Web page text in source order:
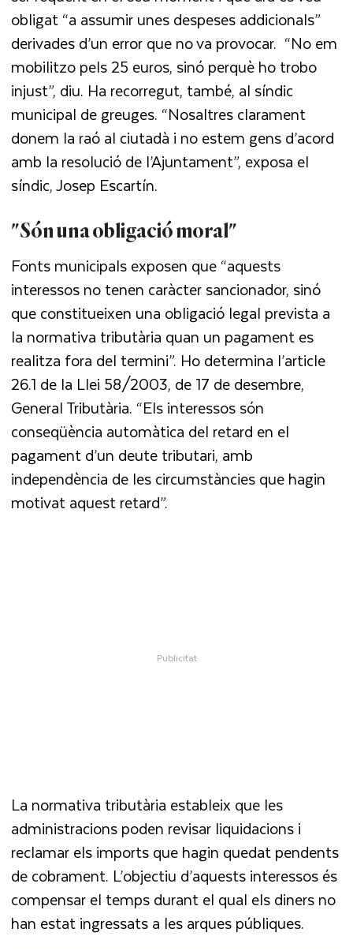
obligat “a assumir unes despeses addicionals”
derivades d’un error que no va provocar. “No em
mobilitzo pels 25 euros, sinó perquè ho trobo
injust”, diu. Ha recorregut, també, al síndic
municipal de greuges. “Nosaltres clarament
donem la raó al ciutadà i no estem gens d’acord
amb la resolució de l’Ajuntament”, exposa el
síndic, Josep Escartín.
"Són una obligació moral"
Fonts municipals exposen que “aquests
interessos no tenen caràcter sancionador, sinó
que constitueixen una obligació legal prevista a
la normativa tributària quan un pagament es
realitza fora del termini”. Ho determina l’article
26.1 de la Llei 58/2003, de 17 de desembre,
General Tributària. “Els interessos són
conseqüència automàtica del retard en el
pagament d’un deute tributari, amb
independència de les circumstàncies que hagin
motivat aquest retard”.
La normativa tributària estableix que les
administracions poden revisar liquidacions i
reclamar els imports que hagin quedat pendents
de cobrament. L’objectiu d’aquests interessos és
compensar el temps durant el qual els diners no
han estat ingressats a les arques públiques.